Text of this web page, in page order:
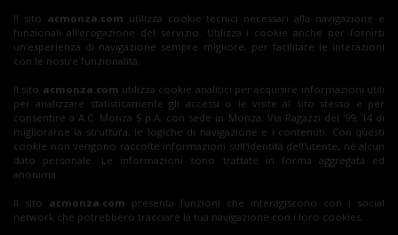
© 2026 AC Monza
All rights reserved
Insieme al Monza
Biglietti
Il sito acmonza.com utilizza cookie tecnici necessari alla navigazione e
funzionali all'erogazione del servizio. Utilizza i cookie anche per fornirti
un'esperienza di navigazione sempre migliore, per facilitare le interazioni
con le nostre funzionalità.
Il sito acmonza.com utilizza cookie analitici per acquisire informazioni utili
per analizzare statisticamente gli accessi o le visite al sito stesso e per
consentire a A.C. Monza S.p.A. con sede in Monza, Via Ragazzi del '99, 14 di
migliorarne la struttura, le logiche di navigazione e i contenuti. Con questi
cookie non vengono raccolte informazioni sull'identità dell'utente, né alcun
dato personale. Le informazioni sono trattate in forma aggregata ed
anonima.
Il sito acmonza.com presenta funzioni che interagiscono con i social
network che potrebbero tracciare la tua navigazione con i loro cookies.